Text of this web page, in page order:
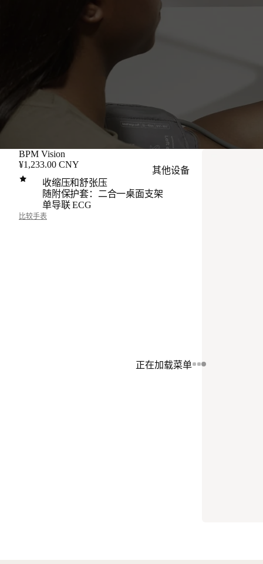
其他设备
正在加载菜单
BPM Vision
¥1,233.00 CNY
收缩压和舒张压
随附保护套：二合一桌面支架
单导联 ECG
比较手表